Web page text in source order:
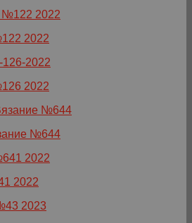
2022
2022
№644
2022